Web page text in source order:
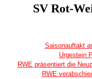
SV Rot-
Saisonauftakt
Urgestein
RWE präsentiert die
RWE